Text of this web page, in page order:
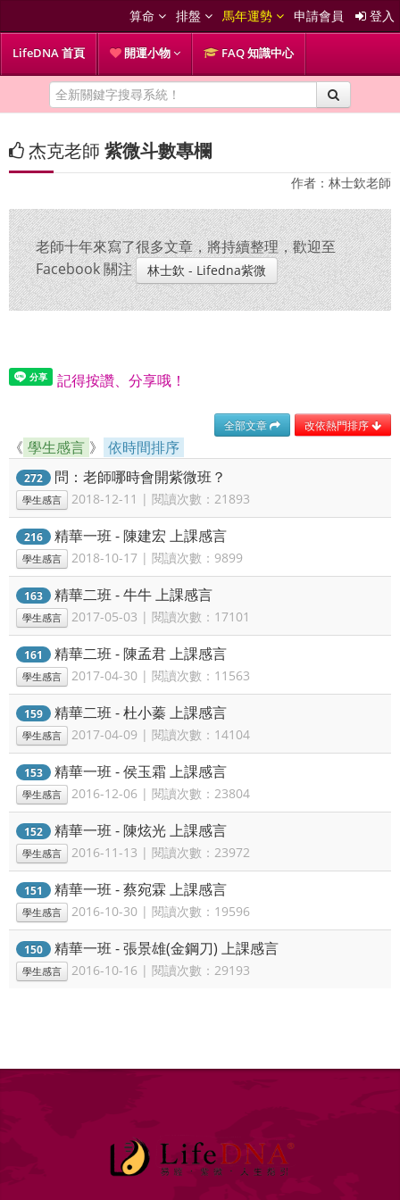
算命 排盤 馬年運勢 申請會員 登入
LifeDNA 首頁 開運小物 FAQ 知識中心
杰克老師 紫微斗數專欄
作者：林士欽老師
老師十年來寫了很多文章，將持續整理，歡迎至
Facebook 關注
林士欽 - Lifedna紫微
記得按讚、分享哦！
改依熱門排序
全部文章
《 學生感言 》 依時間排序
272 問：老師哪時會開紫微班？
學生感言 2018-12-11 | 閱讀次數：21893
216 精華一班 - 陳建宏 上課感言
學生感言 2018-10-17 | 閱讀次數：9899
163 精華二班 - 牛牛 上課感言
學生感言 2017-05-03 | 閱讀次數：17101
161 精華二班 - 陳孟君 上課感言
學生感言 2017-04-30 | 閱讀次數：11563
159 精華二班 - 杜小蓁 上課感言
學生感言 2017-04-09 | 閱讀次數：14104
153 精華一班 - 侯玉霜 上課感言
學生感言 2016-12-06 | 閱讀次數：23804
152 精華一班 - 陳炫光 上課感言
學生感言 2016-11-13 | 閱讀次數：23972
151 精華一班 - 蔡宛霖 上課感言
學生感言 2016-10-30 | 閱讀次數：19596
150 精華一班 - 張景雄(金鋼刀) 上課感言
學生感言 2016-10-16 | 閱讀次數：29193